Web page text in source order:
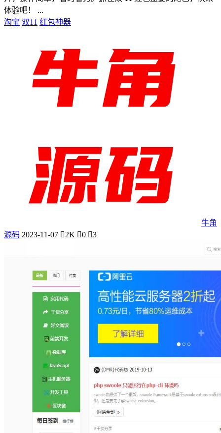
体验吧！ ...
淘宝 双11 红包神器
牛角
源码 2023-11-07 2K 0 3